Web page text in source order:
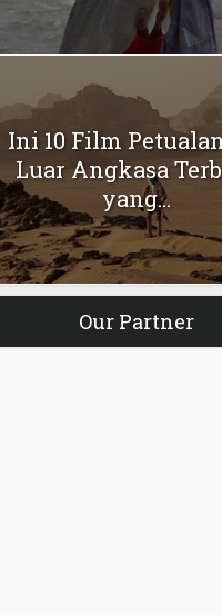
Ini 10 Film
Luar Angkasa
yang...
Our Partner